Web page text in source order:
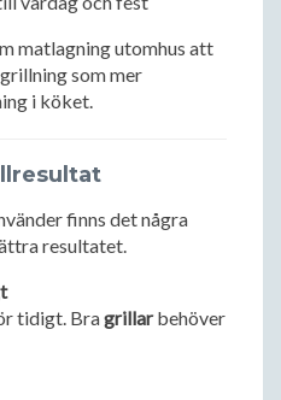
matlagning utomhus att
som mer
i köket.
finns det några
resultatet.
tidigt. Bragrillarbehöver